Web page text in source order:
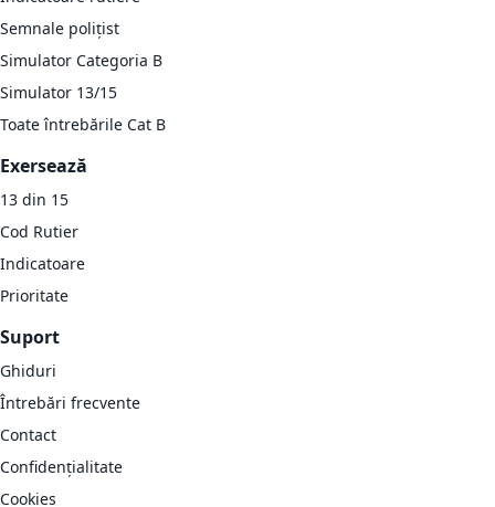
Semnale polițist
Simulator Categoria B
Simulator 13/15
Toate întrebările Cat B
Exersează
13 din 15
Cod Rutier
Indicatoare
Prioritate
Suport
Ghiduri
Întrebări frecvente
Contact
Confidențialitate
Cookies